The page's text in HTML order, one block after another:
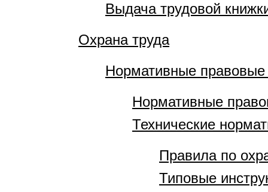
Выдача трудовой
Охрана труда
Нормативные правовые
Нормативные
Технические
Правила по
Типовые